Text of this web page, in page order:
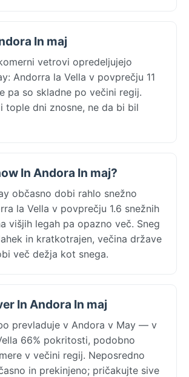
In maj
vetrovi opredeljujejo
Andorra la Vella v povprečju 11
pa so skladne po večini regij.
tople dni znosne, ne da bi bil
In Andora In maj?
občasno dobi rahlo snežno
la Vella v povprečju 1.6 snežnih
višjih legah pa opazno več. Sneg
in kratkotrajen, večina države
več dežja kot snega.
In Andora In maj
prevladuje v Andora v May — v
66% pokritosti, podobno
v večini regij. Neposredno
in prekinjeno; pričakujte sive